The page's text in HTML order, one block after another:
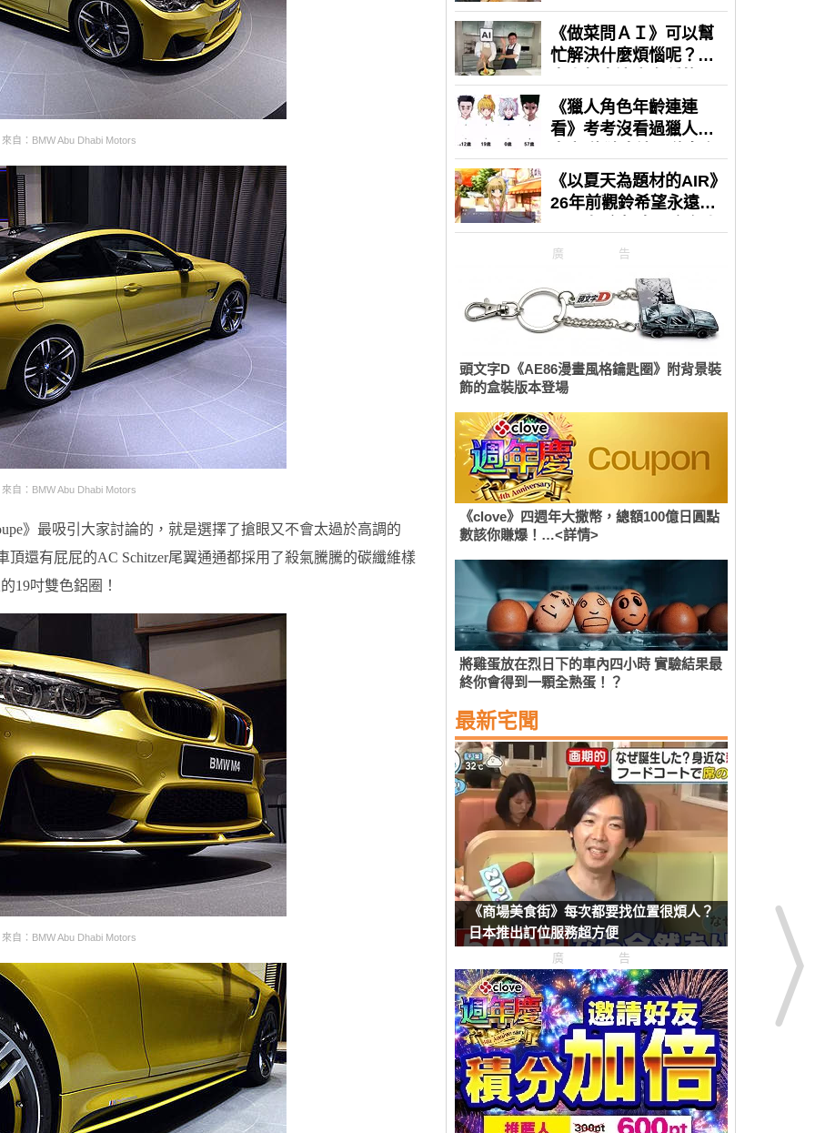
自：BMW Abu Dhabi Motors
自：BMW Abu Dhabi Motors
》最吸引大家討論的，就是選擇了搶眼又不會太過於高調的
頂還有屁屁的AC Schitzer尾翼通通都採用了殺氣騰騰的碳纖維樣
19吋雙色鋁圈！
自：BMW Abu Dhabi Motors
廣告
頭文字D《AE86漫畫風格鑰匙圈》附背景裝
飾的盒裝版本登場
《clove》四週年大撒幣，總額100億日圓點
數該你賺爆！…<詳情>
將雞蛋放在烈日下的車內四小時 實驗結果最
終你會得到一顆全熟蛋！？
最新宅聞
《商場美食街》每次都要找位置很煩人？
日本推出訂位服務超方便
廣告